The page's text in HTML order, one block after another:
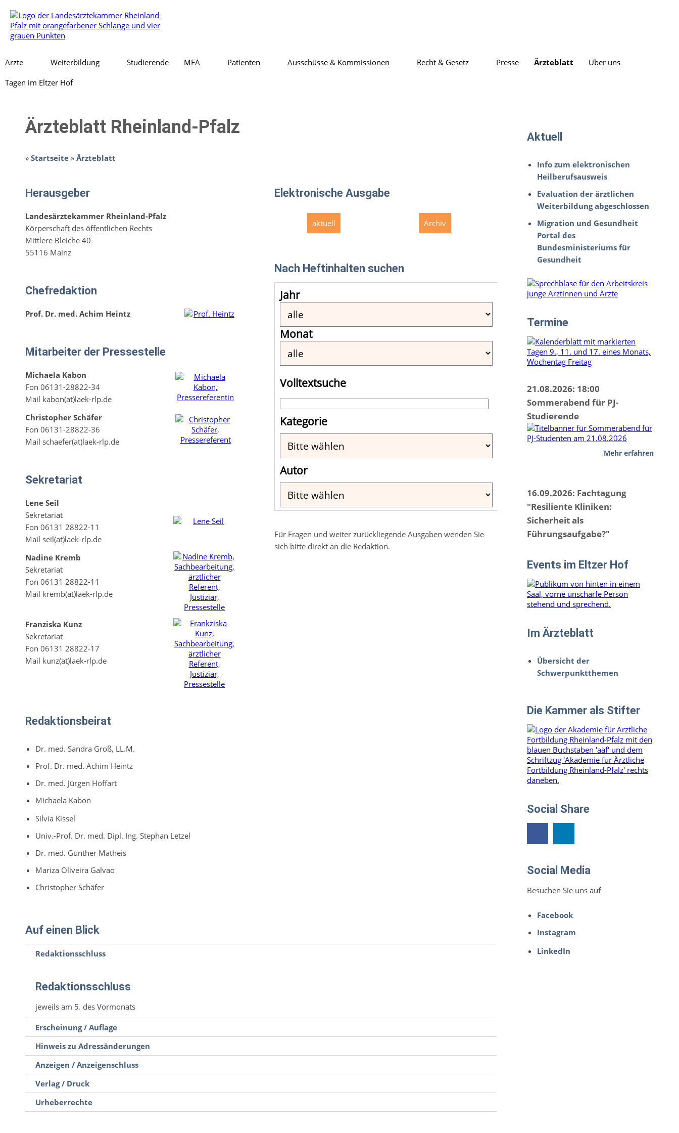
Ärzte Weiterbildung Studierende MFA Patienten Ausschüsse & Kommissionen Recht & Gesetz Presse Ärzteblatt
Über uns
Tagen im Eltzer Hof
Ärzteblatt Rheinland-Pfalz
» Startseite » Ärzteblatt
Herausgeber
Landesärztekammer Rheinland-Pfalz
Körperschaft des öffentlichen Rechts
Mittlere Bleiche 40
55116 Mainz
Chefredaktion
Prof. Dr. med. Achim Heintz
Mitarbeiter der Pressestelle
Michaela Kabon
Fon 06131-28822-34
Mail kabon(at)laek-rlp.de
Christopher Schäfer
Fon 06131-28822-36
Mail schaefer(at)laek-rlp.de
Sekretariat
Lene Seil
Sekretariat
Fon 06131 28822-11
Mail seil(at)laek-rlp.de
Nadine Kremb
Sekretariat
Fon 06131 28822-11
Mail kremb(at)laek-rlp.de
Franziska Kunz
Sekretariat
Fon 06131 28822-17
Mail kunz(at)laek-rlp.de
Redaktionsbeirat
Dr. med. Sandra Groß, LL.M.
Prof. Dr. med. Achim Heintz
Dr. med. Jürgen Hoffart
Michaela Kabon
Silvia Kissel
Univ.-Prof. Dr. med. Dipl. Ing. Stephan Letzel
Dr. med. Günther Matheis
Mariza Oliveira Galvao
Christopher Schäfer
Elektronische Ausgabe
aktuell Archiv
Nach Heftinhalten suchen
Für Fragen und weiter zurückliegende Ausgaben wenden Sie
sich bitte direkt an die Redaktion.
Auf einen Blick
Redaktionsschluss
Redaktionsschluss
jeweils am 5. des Vormonats
Erscheinung / Auflage
Hinweis zu Adressänderungen
Anzeigen / Anzeigenschluss
Verlag / Druck
Urheberrechte
Aktuell
Info zum elektronischen
Heilberufsausweis
Evaluation der ärztlichen
Weiterbildung abgeschlossen
Migration und Gesundheit
Portal des
Bundesministeriums für
Gesundheit
Termine
21.08.2026: 18:00
Sommerabend für PJ-
Studierende
Mehr erfahren
16.09.2026: Fachtagung
"Resiliente Kliniken:
Sicherheit als
Führungsaufgabe?"
Events im Eltzer Hof
Im Ärzteblatt
Übersicht der
Schwerpunktthemen
Die Kammer als Stifter
Social Share
Social Media
Besuchen Sie uns auf
Facebook
Instagram
LinkedIn